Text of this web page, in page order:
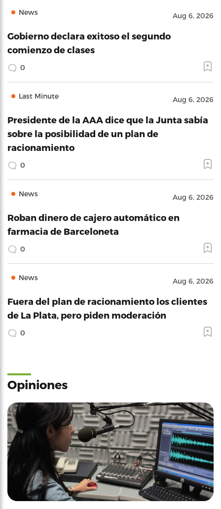
News Aug 6, 2026
Gobierno declara exitoso el segundo
comienzo de clases
0
Last Minute Aug 6, 2026
Presidente de la AAA dice que la Junta sabía
sobre la posibilidad de un plan de
racionamiento
0
News Aug 6, 2026
Roban dinero de cajero automático en
farmacia de Barceloneta
0
News Aug 6, 2026
Fuera del plan de racionamiento los clientes
de La Plata, pero piden moderación
0
Opiniones